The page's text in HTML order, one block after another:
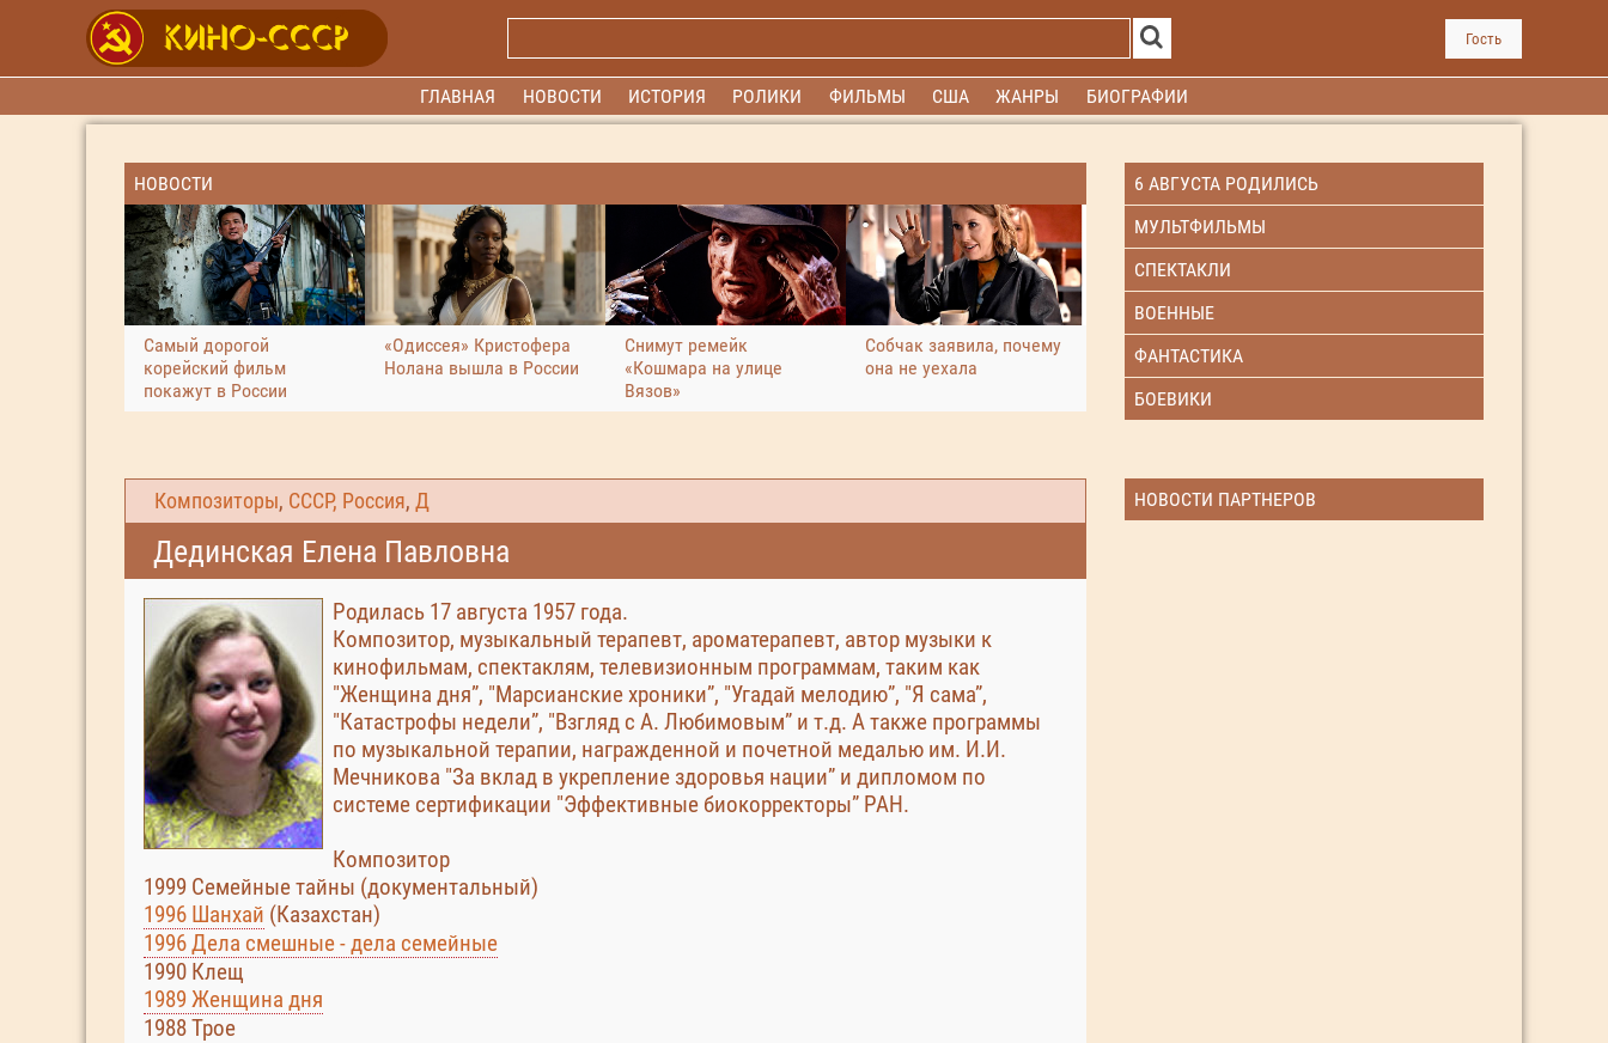
Гость
ГЛАВНАЯ НОВОСТИ ИСТОРИЯ РОЛИКИ ФИЛЬМЫ США ЖАНРЫ БИОГРАФИИ
НОВОСТИ
Самый дорогой
корейский фильм
покажут в России
«Одиссея» Кристофера
Нолана вышла в России
Снимут ремейк
«Кошмара на улице
Вязов»
Собчак заявила, почему
она не уехала
6 АВГУСТА РОДИЛИСЬ
МУЛЬТФИЛЬМЫ
СПЕКТАКЛИ
ВОЕННЫЕ
ФАНТАСТИКА
БОЕВИКИ
Композиторы, СССР, Россия, Д
Дединская Елена Павловна
Родилась 17 августа 1957 года.
Композитор, музыкальный терапевт, ароматерапевт, автор музыки к
кинофильмам, спектаклям, телевизионным программам, таким как
"Женщина дня”, "Марсианские хроники”, "Угадай мелодию”, "Я сама”,
"Катастрофы недели”, "Взгляд с А. Любимовым” и т.д. А также программы
по музыкальной терапии, награжденной и почетной медалью им. И.И.
Мечникова "За вклад в укрепление здоровья нации” и дипломом по
системе сертификации "Эффективные биокорректоры” РАН.
Композитор
1999 Семейные тайны (документальный)
1996 Шанхай (Казахстан)
1996 Дела смешные - дела семейные
1990 Клещ
1989 Женщина дня
1988 Трое
НОВОСТИ ПАРТНЕРОВ